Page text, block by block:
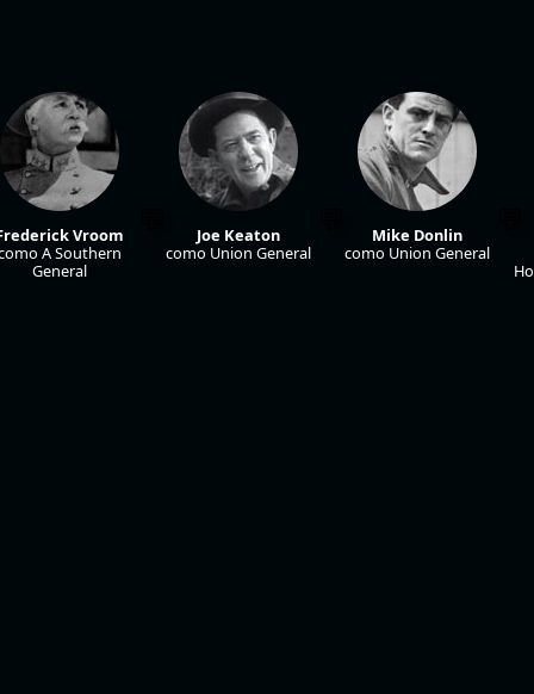
Vroom
A Southern
General
Joe Keaton
como Union General
Mike Donlin
como Union General